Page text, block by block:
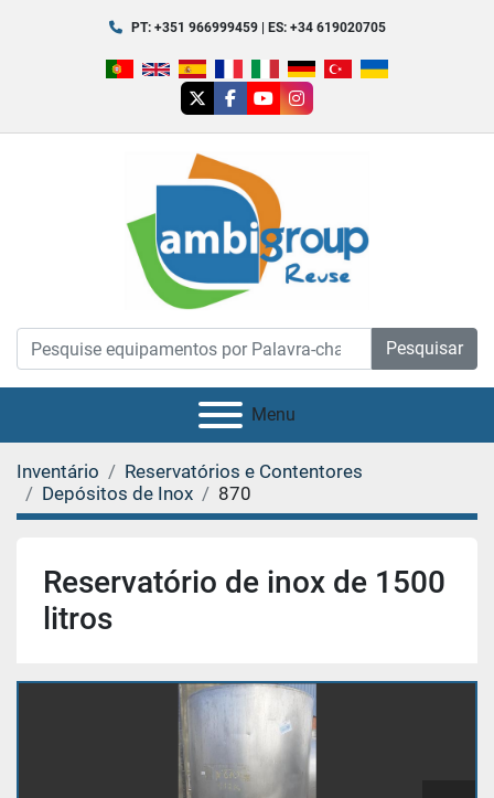
PT: +351 966999459 | ES: +34 619020705
twitterfacebook
youtubeinstagram
Pesquisar
Menu
Inventário
Reservatórios e Contentores
Depósitos de Inox
870
Reservatório de inox de 1500
litros